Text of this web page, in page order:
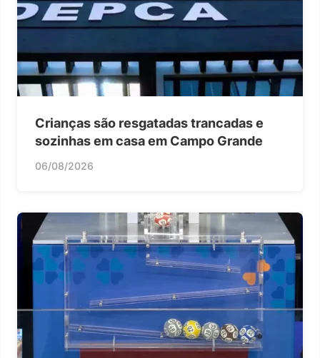
Crianças são resgatadas trancadas e
sozinhas em casa em Campo Grande
06/08/2026